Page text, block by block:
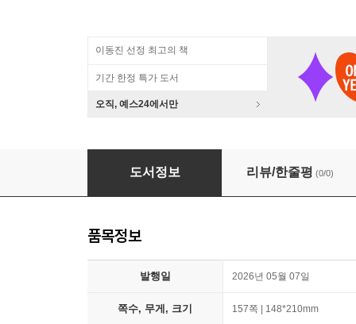
이동진 선정 최고의 책
기간 한정 특가 도서
오직, 예스24에서만
타로 카드 가이드 북
도서정보 리뷰/한줄평 (0/0)
품목정보
발행일 2026년 05월 07일
쪽수, 무게, 크기 157쪽 | 148*210mm